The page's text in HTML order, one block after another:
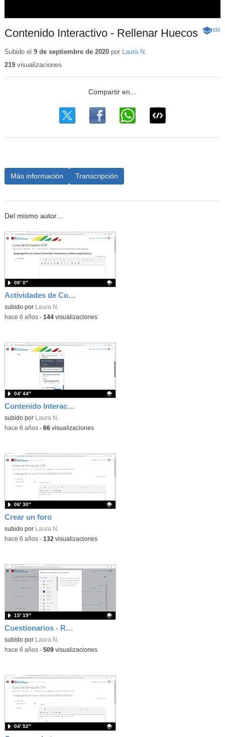
Contenido Interactivo - Rellenar Huecos -Ajuste
Subido el 9 de septiembre de 2020por Laura N.
219visualizaciones
Más información Transcripción
Del mismo autor…
Actividades de Contenido Interactivo.- Elección Múltiple o Verdadero Falso
Contenido educativo.
subido por Laura N.
06′ 0″
-hace 6 años- 144visualizaciones
Contenido Interactivo - Marcar palabras
Contenido educativo.
subido por Laura N.
04′ 44″
-hace 6 años- 66visualizaciones
Crear un foro
Contenido educativo.
subido por Laura N.
06′ 30″
-hace 6 años- 132 visualizaciones
Cuestionarios - Rellenar Huecos
Contenido educativo.
subido por Laura N.
15′ 19″
-hace 6 años- 509visualizaciones
04′ 52″